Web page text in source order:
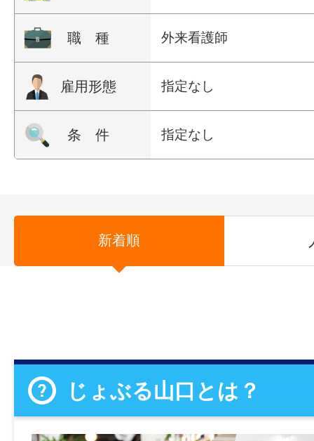
職 種 外来看護師
雇用形態 指定なし
条 件 指定なし
新着順
じょぶる山口とは？